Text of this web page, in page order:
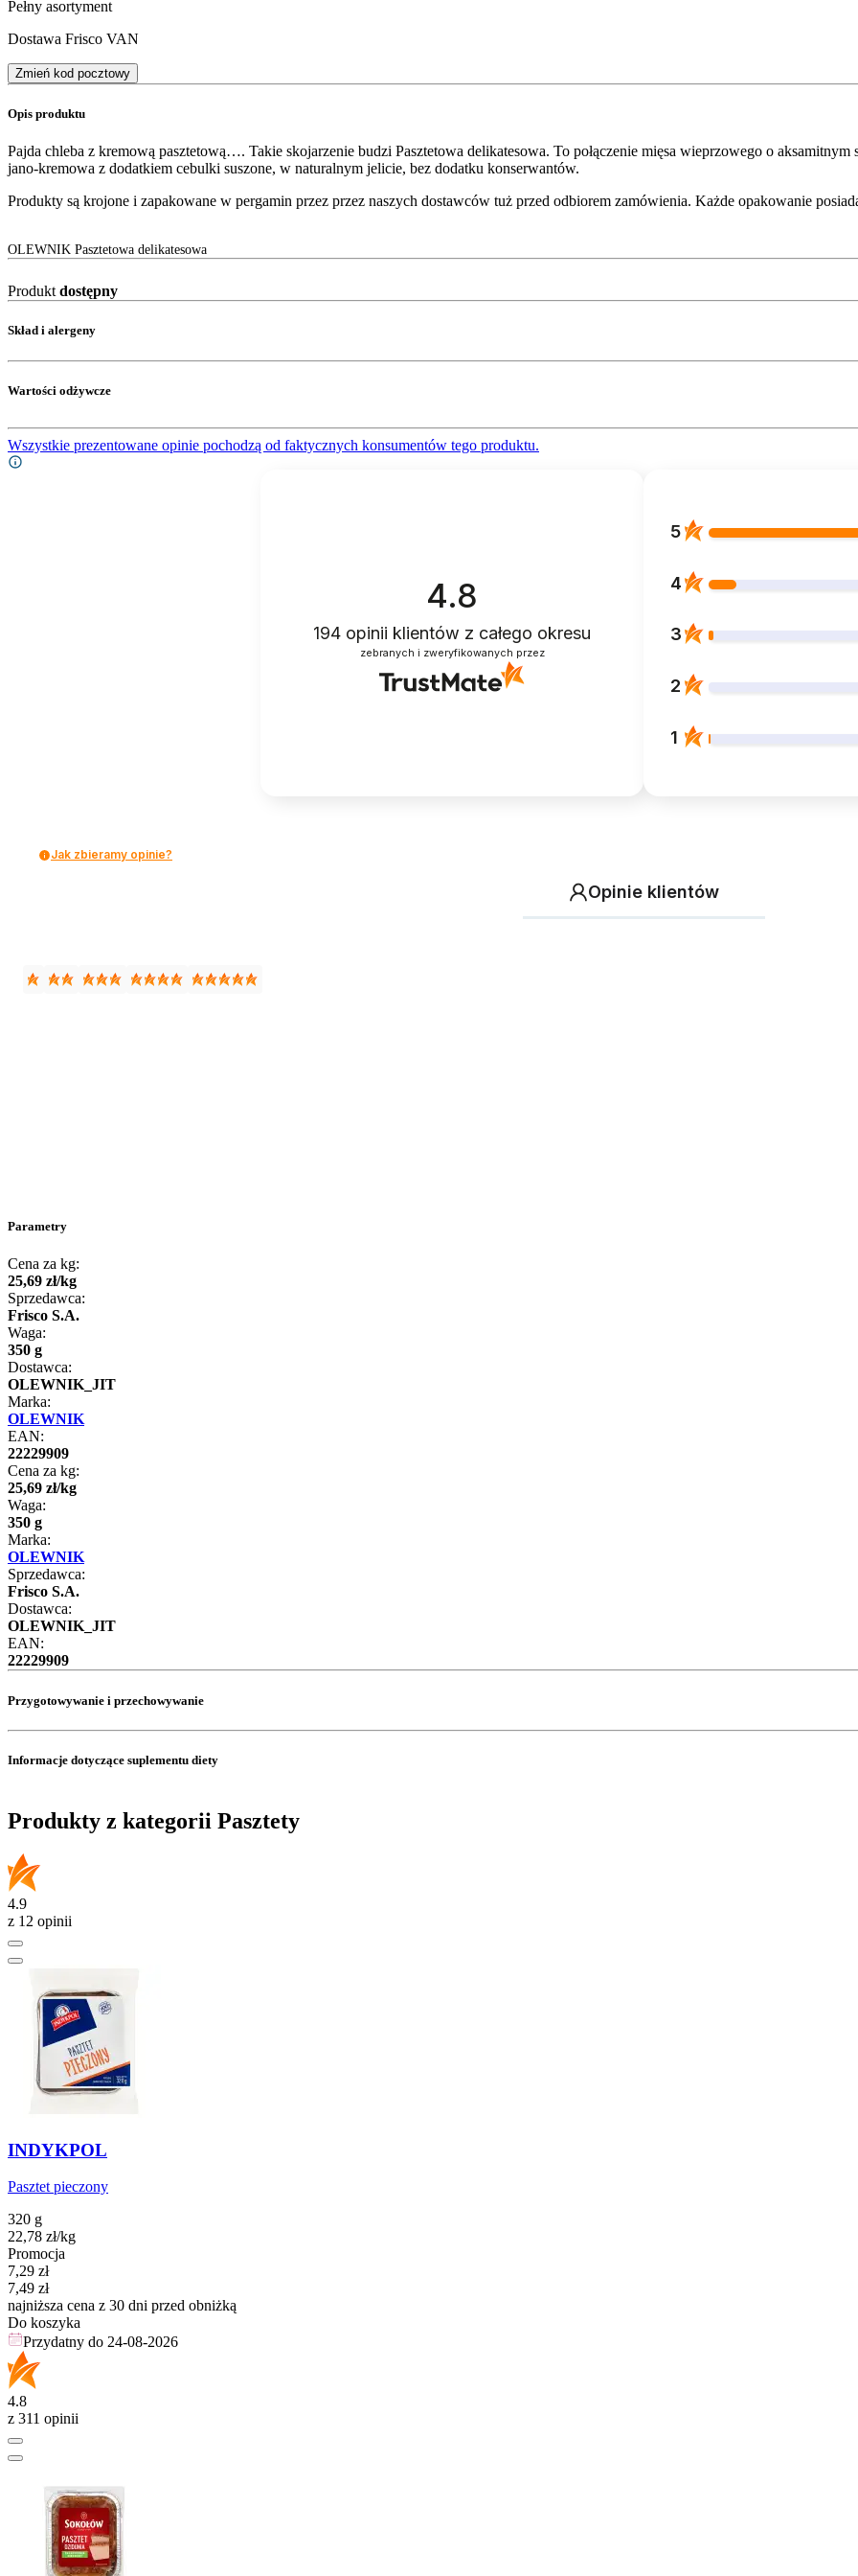
Pełny asortyment
Dostawa Frisco VAN
Zmień kod pocztowy
Opis produktu
Pajda chleba z kremową pasztetową…. Takie skojarzenie budzi Pasztetowa delikatesowa. To połączenie mięsa wieprzowego o
jano-kremowa z dodatkiem cebulki suszone, w naturalnym jelicie, bez dodatku konserwantów.
Produkty są krojone i zapakowane w pergamin przez przez naszych dostawców tuż przed odbiorem zamówienia. Każde opakowanie
OLEWNIK Pasztetowa delikatesowa
Produkt dostępny
Skład i alergeny
Wartości odżywcze
Wszystkie prezentowane opinie pochodzą od faktycznych konsumentów tego produktu.
4.8
194 opinii klientów z całego okresu
zebranych i zweryfikowanych przez
5
4
3
2
1
Jak zbieramy opinie?
Opinie klientów
Parametry
Cena za kg:
25,69 zł/kg
Sprzedawca:
Frisco S.A.
Waga:
350 g
Dostawca:
OLEWNIK_JIT
Marka:
OLEWNIK
EAN:
22229909
Cena za kg:
25,69 zł/kg
Waga:
350 g
Marka:
OLEWNIK
Sprzedawca:
Frisco S.A.
Dostawca:
OLEWNIK_JIT
EAN:
22229909
Przygotowywanie i przechowywanie
Informacje dotyczące suplementu diety
Produkty z kategorii Pasztety
4.9
z 12 opinii
INDYKPOL
Pasztet pieczony
320 g
22,78 zł/kg
Promocja
Cena promocyjna
7,29 zł
7,49 zł
najniższa cena z 30 dni przed obniżką
Do koszyka
Przydatny do 24-08-2026
4.8
z 311 opinii